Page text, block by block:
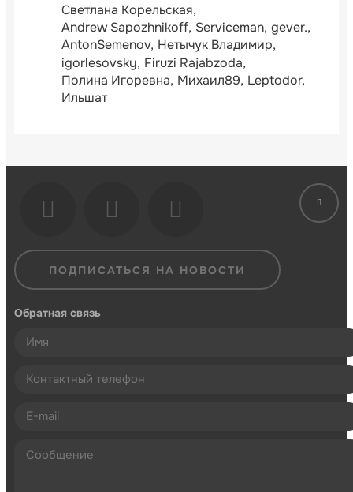
Светлана Корельская
Andrew Sapozhnikoff Serviceman gever.
AntonSemenov Нетычук Владимир
igorlesovsky Firuzi Rajabzoda
Полина Игоревна Михаил89 Leptodor
Ильшат
ПОДПИСАТЬСЯ НА НОВОСТИ
Обратная связь